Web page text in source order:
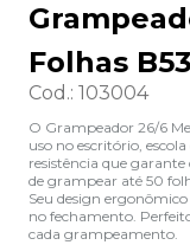
Folhas
Cod.: 103004
O Grampeador 26/6
uso no escritório,
resistência que
de grampear até 50
Seu design
no fechamento.
cada grampeamento.